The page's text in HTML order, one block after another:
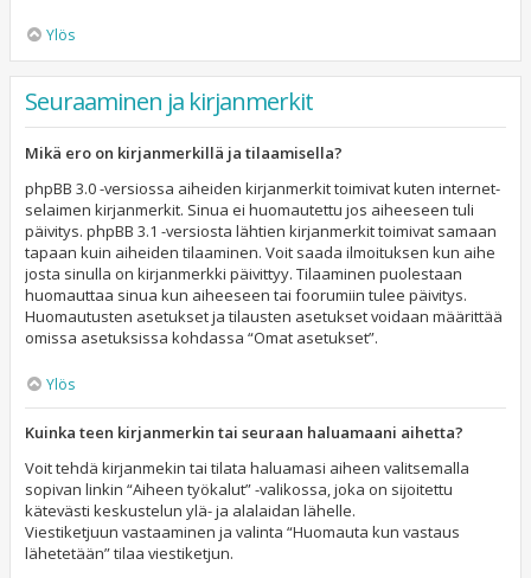
Ylös
Seuraaminen ja kirjanmerkit
Mikä ero on kirjanmerkillä ja tilaamisella?
phpBB 3.0 -versiossa aiheiden kirjanmerkit toimivat kuten internet-
selaimen kirjanmerkit. Sinua ei huomautettu jos aiheeseen tuli
päivitys. phpBB 3.1 -versiosta lähtien kirjanmerkit toimivat samaan
tapaan kuin aiheiden tilaaminen. Voit saada ilmoituksen kun aihe
josta sinulla on kirjanmerkki päivittyy. Tilaaminen puolestaan
huomauttaa sinua kun aiheeseen tai foorumiin tulee päivitys.
Huomautusten asetukset ja tilausten asetukset voidaan määrittää
omissa asetuksissa kohdassa “Omat asetukset”.
Ylös
Kuinka teen kirjanmerkin tai seuraan haluamaani aihetta?
Voit tehdä kirjanmekin tai tilata haluamasi aiheen valitsemalla
sopivan linkin “Aiheen työkalut” -valikossa, joka on sijoitettu
kätevästi keskustelun ylä- ja alalaidan lähelle.
Viestiketjuun vastaaminen ja valinta “Huomauta kun vastaus
lähetetään” tilaa viestiketjun.